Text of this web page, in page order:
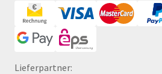
Lieferpartner: